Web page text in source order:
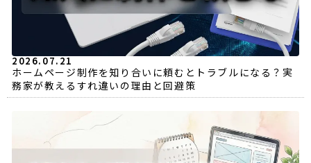
2026.07.21
ホームページ制作を知り合いに頼むとトラブルになる？実
務家が教えるすれ違いの理由と回避策